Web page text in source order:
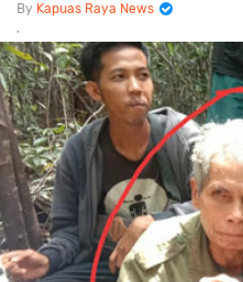
Kapuas Raya News